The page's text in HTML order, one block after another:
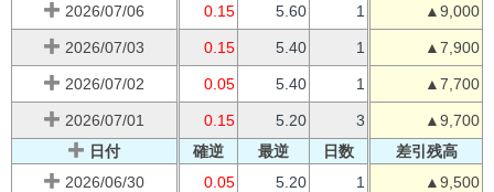
2026/07/06 0.15 5.60 1 ▲9,000
2026/07/03 0.15 5.40 1 ▲7,900
2026/07/02 0.05 5.40 1 ▲7,700
2026/07/01 0.15 5.20 3
▲9,700
日付
確逆 最逆 日数
差引残高
2026/06/30
0.05 5.20 1 ▲9,500